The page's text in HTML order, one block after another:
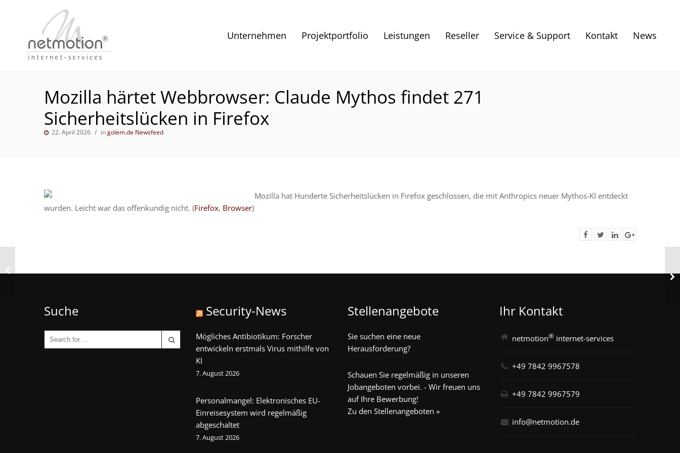
Unternehmen Projektportfolio Leistungen Reseller Service & Support Kontakt News
Mozilla härtet Webbrowser: Claude Mythos findet 271
Sicherheitslücken in Firefox
22. April 2026 ingolem.de Newsfeed
Mozilla hat Hunderte Sicherheitslücken in Firefox geschlossen, die mit Anthropics neuer Mythos-KI entdeckt
wurden. Leicht war das offenkundig nicht. (Firefox, Browser)
Suche Security-News
Mögliches Antibiotikum: Forscher
entwickeln erstmals Virus mithilfe von
KI
7. August 2026
Personalmangel: Elektronisches EU-
Einreisesystem wird regelmäßig
abgeschaltet
7. August 2026
Stellenangebote
Sie suchen eine neue
Herausforderung?
Schauen Sie regelmäßig in unseren
Jobangeboten vorbei. - Wir freuen uns
auf Ihre Bewerbung!
Zu den Stellenangeboten »
Ihr Kontakt
netmotion® internet-services
+49 7842 9967578
+49 7842 9967579
info@netmotion.de